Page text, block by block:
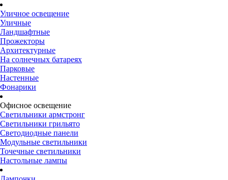
Уличное освещение
Уличные
Ландшафтные
Прожекторы
Архитектурные
На солнечных батареях
Парковые
Настенные
Фонарики
Офисное освещение
Светильники армстронг
Светильники грильято
Светодиодные панели
Модульные светильники
Точечные светильники
Настольные лампы